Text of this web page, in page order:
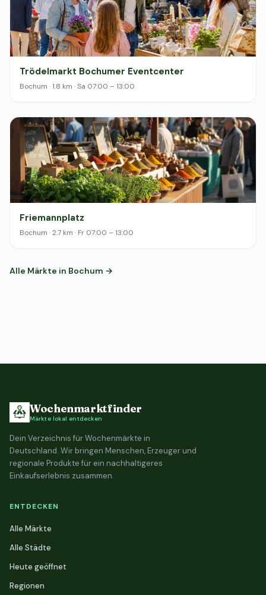
Trödelmarkt Bochumer Eventcenter
Bochum · 1.8 km · Sa 07:00 – 13:00
Friemannplatz
Bochum · 2.7 km · Fr 07:00 – 13:00
Alle Märkte in Bochum →
Wochenmarktfinder
Märkte lokal entdecken
Dein Verzeichnis für Wochenmärkte in
Deutschland. Wir bringen Menschen, Erzeuger und
regionale Produkte für ein nachhaltigeres
Einkaufserlebnis zusammen.
ENTDECKEN
Alle Märkte
Alle Städte
Heute geöffnet
Regionen